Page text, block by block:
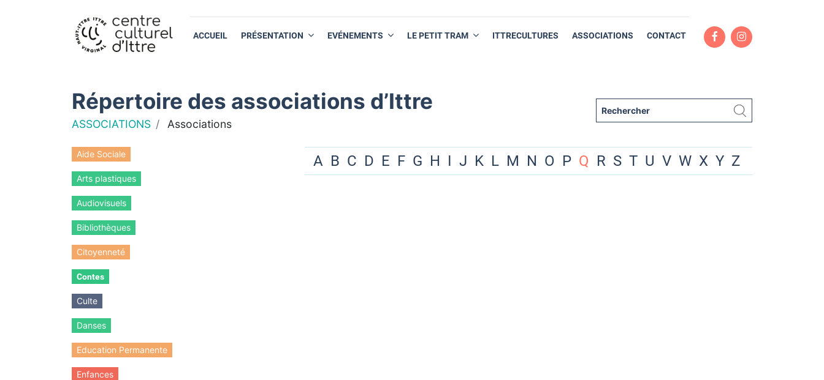
ACCUEIL PRÉSENTATION EVÉNEMENTS LE PETIT TRAM ITTRECULTURES ASSOCIATIONS CONTACT
Répertoire des associations d’Ittre
ASSOCIATIONS Associations
Aide Sociale
Arts plastiques
Audiovisuels
Bibliothèques
Citoyenneté
Contes
Culte
Danses
Education Permanente
Enfances
A B C D E F G H I J K L M N O P Q R S T U V W X Y Z